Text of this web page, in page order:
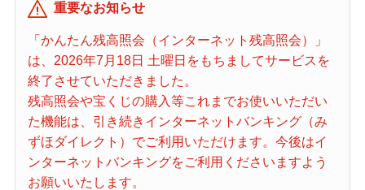
購入した宝くじの確認方法について
宝くじホーム
当せん番号案内
重要なお知らせ
「かんたん残高照会（インターネット残高照会）」
は、2026年7月18日 土曜日をもちましてサービスを
終了させていただきました。
残高照会や宝くじの購入等これまでお使いいただい
た機能は、引き続きインターネットバンキング（み
ずほダイレクト）でご利用いただけます。今後はイ
ンターネットバンキングをご利用くださいますよう
お願いいたします。